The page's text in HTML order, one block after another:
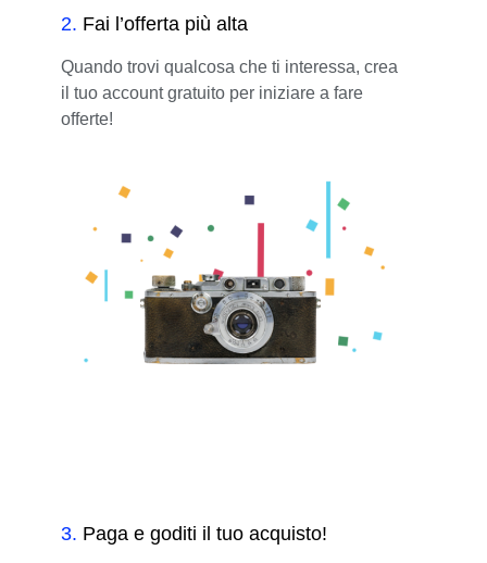
2. Fai l’offerta più alta
Quando trovi qualcosa che ti interessa, crea
il tuo account gratuito per iniziare a fare
offerte!
3. Paga e goditi il tuo acquisto!